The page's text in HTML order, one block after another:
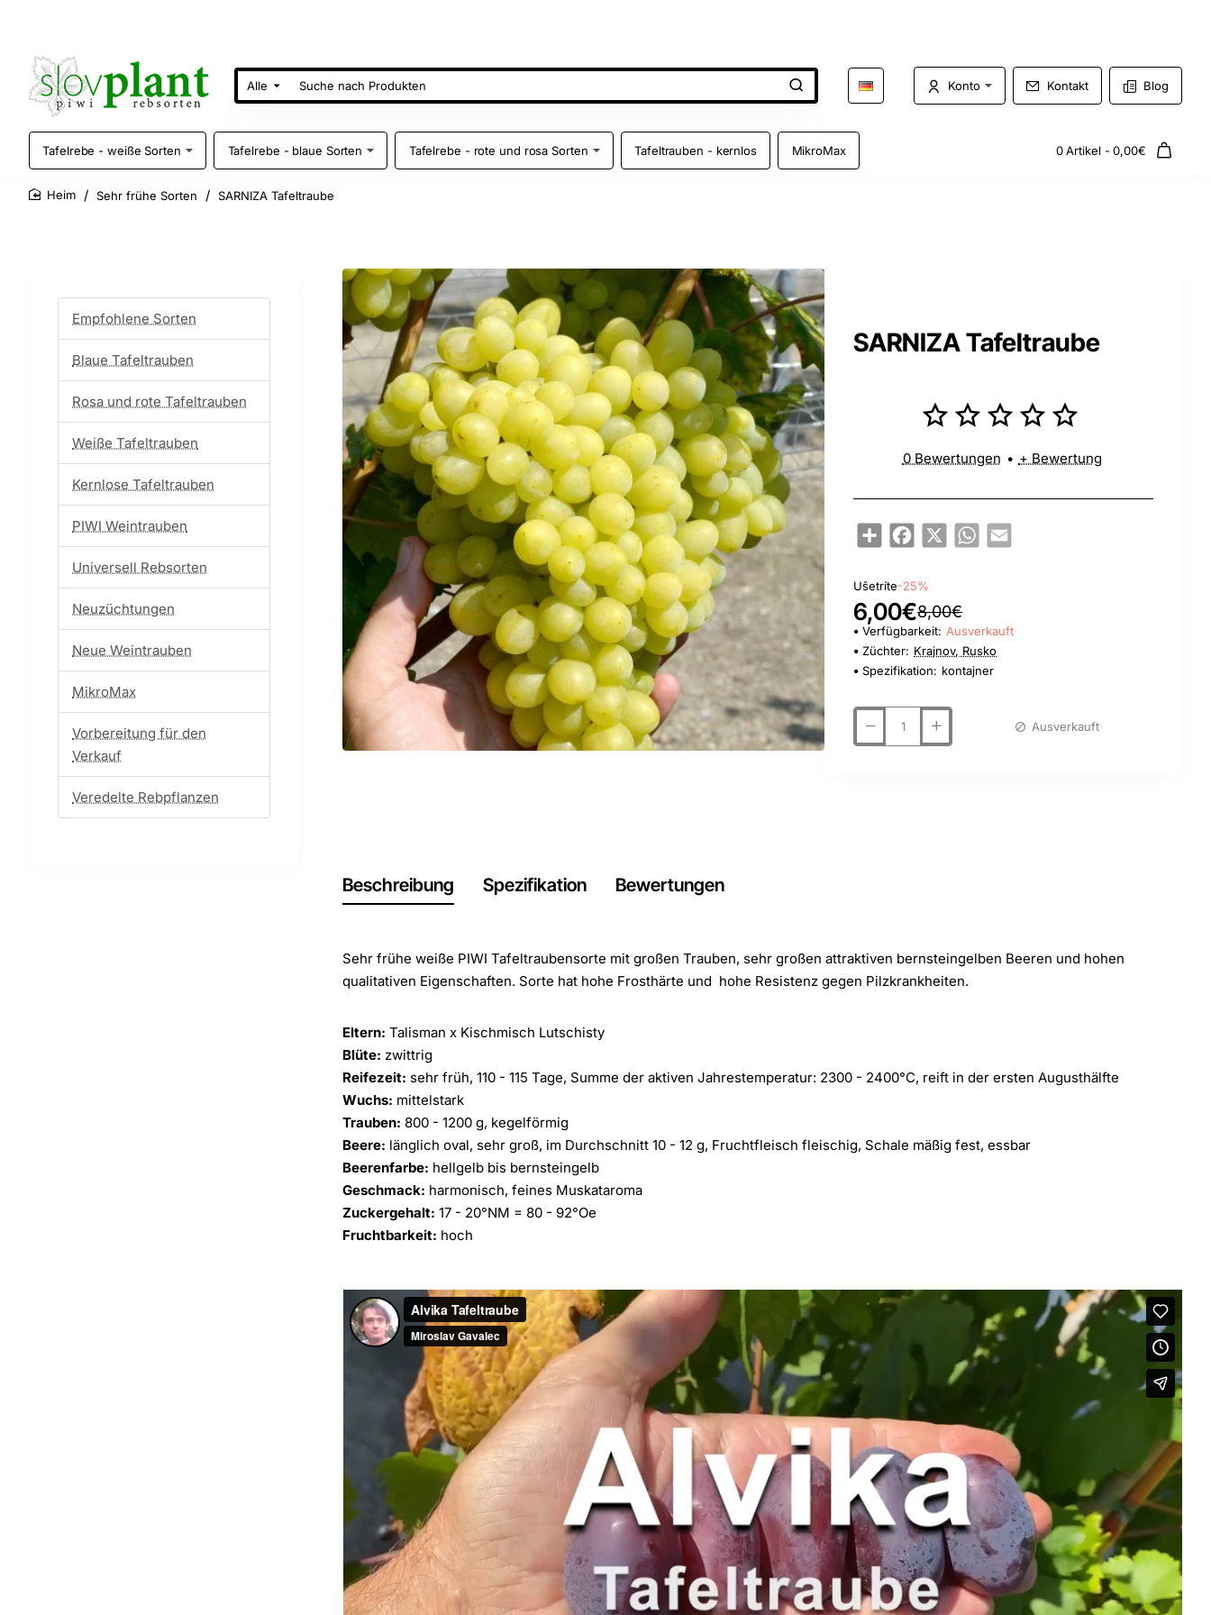
Alle
Suche
nach
Konto Kontakt Blog
Tafelrebe - weiße Sorten Tafelrebe - blaue Sorten Tafelrebe - rote und rosa Sorten Tafeltrauben - kernlos MikroMax 0 Artikel - 0,00€
Sehr frühe Sorten SARNIZA Tafeltraube
Empfohlene Sorten
Blaue Tafeltrauben
Rosa und rote Tafeltrauben
Weiße Tafeltrauben
Kernlose Tafeltrauben
PIWI Weintrauben
Universell Rebsorten
Neuzüchtungen
Neue Weintrauben
MikroMax
Vorbereitung für den
Verkauf
Veredelte Rebpflanzen
SARNIZA Tafeltraube
ShareFacebook
X WhatsApp
Email
0 Bewertungen • + Bewertung
Ušetríte-25%
6,00€8,00€
Verfügbarkeit: Ausverkauft
Züchter: Krajnov, Rusko
Spezifikation: kontajner
Ausverkauft
Beschreibung Spezifikation Bewertungen
Sehr frühe weiße PIWI Tafeltraubensorte mit großen Trauben, sehr großen attraktiven bernsteingelben Beeren und hohen
qualitativen Eigenschaften. Sorte hat hohe Frosthärte und hohe Resistenz gegen Pilzkrankheiten.
Eltern: Talisman x Kischmisch Lutschisty
Blüte: zwittrig
Reifezeit: sehr früh, 110 - 115 Tage, Summe der aktiven Jahrestemperatur: 2300 - 2400°C, reift in der ersten Augusthälfte
Wuchs: mittelstark
Trauben: 800 - 1200 g, kegelförmig
Beere: länglich oval, sehr groß, im Durchschnitt 10 - 12 g, Fruchtfleisch fleischig, Schale mäßig fest, essbar
Beerenfarbe: hellgelb bis bernsteingelb
Geschmack: harmonisch, feines Muskataroma
Zuckergehalt: 17 - 20°NM = 80 - 92°Oe
Fruchtbarkeit: hoch